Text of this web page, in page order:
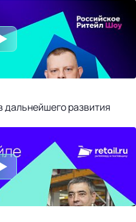
дальнейшего развития